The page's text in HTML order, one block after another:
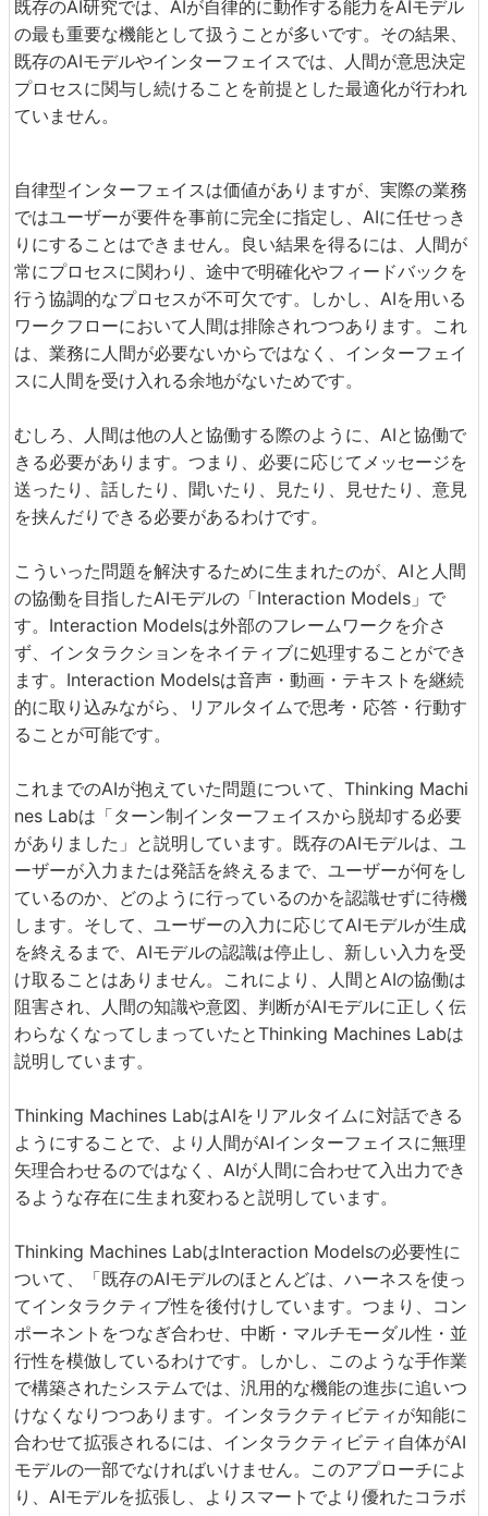
既存のAI研究では、AIが自律的に動作する能力をAIモデル
の最も重要な機能として扱うことが多いです。その結果、
既存のAIモデルやインターフェイスでは、人間が意思決定
プロセスに関与し続けることを前提とした最適化が行われ
ていません。
自律型インターフェイスは価値がありますが、実際の業務
ではユーザーが要件を事前に完全に指定し、AIに任せっき
りにすることはできません。良い結果を得るには、人間が
常にプロセスに関わり、途中で明確化やフィードバックを
行う協調的なプロセスが不可欠です。しかし、AIを用いる
ワークフローにおいて人間は排除されつつあります。これ
は、業務に人間が必要ないからではなく、インターフェイ
スに人間を受け入れる余地がないためです。
むしろ、人間は他の人と協働する際のように、AIと協働で
きる必要があります。つまり、必要に応じてメッセージを
送ったり、話したり、聞いたり、見たり、見せたり、意見
を挟んだりできる必要があるわけです。
こういった問題を解決するために生まれたのが、AIと人間
の協働を目指したAIモデルの「Interaction Models」で
す。Interaction Modelsは外部のフレームワークを介さ
ず、インタラクションをネイティブに処理することができ
ます。Interaction Modelsは音声・動画・テキストを継続
的に取り込みながら、リアルタイムで思考・応答・行動す
ることが可能です。
これまでのAIが抱えていた問題について、Thinking Machi
nes Labは「ターン制インターフェイスから脱却する必要
がありました」と説明しています。既存のAIモデルは、ユ
ーザーが入力または発話を終えるまで、ユーザーが何をし
ているのか、どのように行っているのかを認識せずに待機
します。そして、ユーザーの入力に応じてAIモデルが生成
を終えるまで、AIモデルの認識は停止し、新しい入力を受
け取ることはありません。これにより、人間とAIの協働は
阻害され、人間の知識や意図、判断がAIモデルに正しく伝
わらなくなってしまっていたとThinking Machines Labは
説明しています。
Thinking Machines LabはAIをリアルタイムに対話できる
ようにすることで、より人間がAIインターフェイスに無理
矢理合わせるのではなく、AIが人間に合わせて入出力でき
るような存在に生まれ変わると説明しています。
Thinking Machines LabはInteraction Modelsの必要性に
ついて、「既存のAIモデルのほとんどは、ハーネスを使っ
てインタラクティブ性を後付けしています。つまり、コン
ポーネントをつなぎ合わせ、中断・マルチモーダル性・並
行性を模倣しているわけです。しかし、このような手作業
で構築されたシステムでは、汎用的な機能の進歩に追いつ
けなくなりつつあります。インタラクティビティが知能に
合わせて拡張されるには、インタラクティビティ自体がAI
モデルの一部でなければいけません。このアプローチによ
り、AIモデルを拡張し、よりスマートでより優れたコラボ